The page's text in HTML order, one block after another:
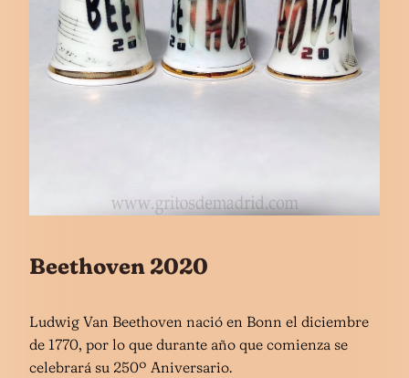
Beethoven 2020
Ludwig Van Beethoven nació en Bonn el diciembre
de 1770, por lo que durante año que comienza se
celebrará su 250º Aniversario.